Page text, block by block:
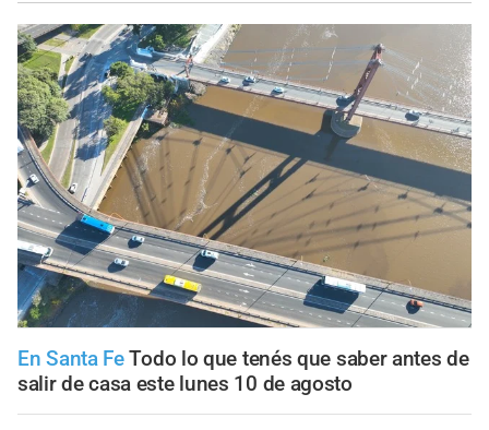
En Santa FeTodo lo que tenés que saber antes de
salir de casa este lunes 10 de agosto